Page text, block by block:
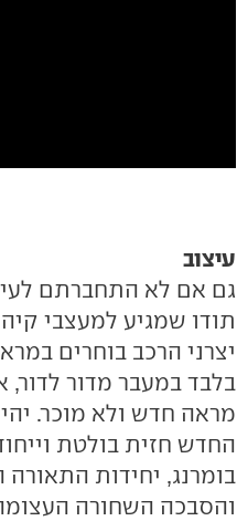
עיצוב
גם אם לא התחברתם
תודו שמגיע למעצבי
יצרני הרכב בוחרים
בלבד במעבר מדור
מראה חדש ולא מוכר.
החדש חזית בולטת
בומרנג, יחידות
והסבכה השחורה